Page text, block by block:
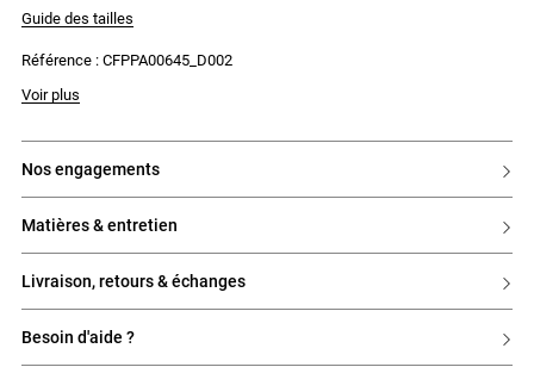
- 2 pattes de boutonnage devant avec 4 boutons visibles chacune
- 2 pinces au dos
Guide des tailles
Référence : CFPPA00645_D002
La mannequin mesure 1m76 et porte une taille T36. Modèle ajusté. Entre
Voir plus
nos engagements
matières & entretien
livraison, retours & échanges
besoin d'aide ?